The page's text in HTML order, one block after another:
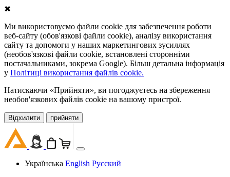
✖
Ми використовуємо файли cookie для забезпечення роботи
веб-сайту (обов'язкові файли cookie), аналізу використання
сайту та допомоги у наших маркетингових зусиллях
(необов'язкові файли cookie, встановлені сторонніми
постачальниками, зокрема Google). Більш детальна інформація
у Політиці використання файлів cookie.
Натискаючи «Прийняти», ви погоджуєтесь на збереження
необов'язкових файлів cookie на вашому пристрої.
Відхилити прийняти
Українська English Русский